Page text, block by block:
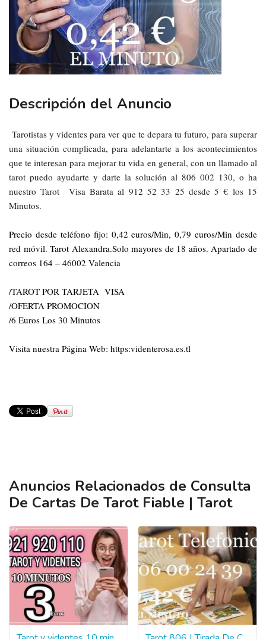
Descripción del Anuncio
Tarotistas y videntes para ver que te depara tu futuro, para superar
una situación complicada, para adelantarte a los acontecimientos
que te interesan para mejorar tu vida en general, con un llamado al
tarot puedo ayudarte y darte la solución al 806 002 130, o ha
nuestro Tarot
Visa Barata al 912 52 33 25 desde 5 € los 15
Minutos.
Precio desde teléfono fijo: 0,42 euros/Min, 0,79 euros/Min desde
red móvil. Tarot Alexandra.Solo mayores de 18 años. Apartado de
correos 164 – 46002 Valencia
/TAROT POR TARJETA VISA
/OFERTA PROMOCION
/6 Euros Los 30 Minutos
Visita nuestra Página Web: https:videnterosa.es.tl
Anuncios Relacionados de Consulta
De Cartas De Tarot Fiable | Tarot